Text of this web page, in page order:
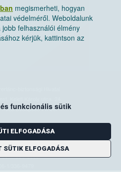
megismerheti, hogyan
védelméről. Weboldalunk
felhasználói élmény
kérjük, kattintson az
funkcionális sütik
ELFOGADÁSA
SÜTIK ELFOGADÁSA
biztonsági Hivatal
Budapest. Pf. 30.
06-80/263-244
06-1/ 336-9000